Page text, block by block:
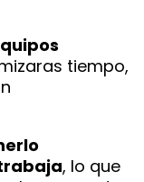
tiempo,
, lo que